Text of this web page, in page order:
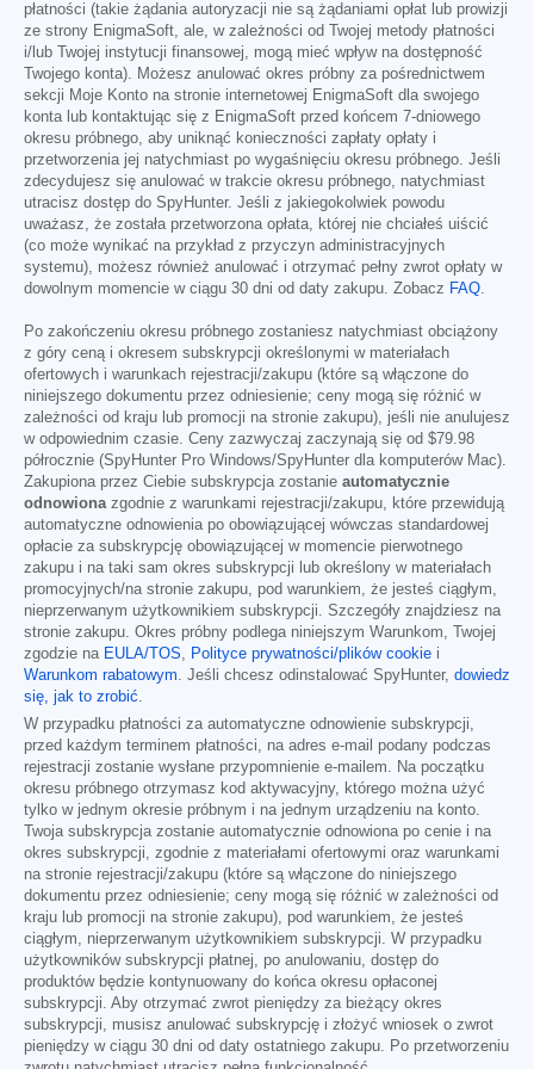
płatności (takie żądania autoryzacji nie są żądaniami opłat lub prowizji
ze strony EnigmaSoft, ale, w zależności od Twojej metody płatności
i/lub Twojej instytucji finansowej, mogą mieć wpływ na dostępność
Twojego konta). Możesz anulować okres próbny za pośrednictwem
sekcji Moje Konto na stronie internetowej EnigmaSoft dla swojego
konta lub kontaktując się z EnigmaSoft przed końcem 7-dniowego
okresu próbnego, aby uniknąć konieczności zapłaty opłaty i
przetworzenia jej natychmiast po wygaśnięciu okresu próbnego. Jeśli
zdecydujesz się anulować w trakcie okresu próbnego, natychmiast
utracisz dostęp do SpyHunter. Jeśli z jakiegokolwiek powodu
uważasz, że została przetworzona opłata, której nie chciałeś uiścić
(co może wynikać na przykład z przyczyn administracyjnych
systemu), możesz również anulować i otrzymać pełny zwrot opłaty w
dowolnym momencie w ciągu 30 dni od daty zakupu. Zobacz FAQ.
Po zakończeniu okresu próbnego zostaniesz natychmiast obciążony
z góry ceną i okresem subskrypcji określonymi w materiałach
ofertowych i warunkach rejestracji/zakupu (które są włączone do
niniejszego dokumentu przez odniesienie; ceny mogą się różnić w
zależności od kraju lub promocji na stronie zakupu), jeśli nie anulujesz
w odpowiednim czasie. Ceny zazwyczaj zaczynają się od $79.98
półrocznie (SpyHunter Pro Windows/SpyHunter dla komputerów Mac).
Zakupiona przez Ciebie subskrypcja zostanie automatycznie
odnowionazgodnie z warunkami rejestracji/zakupu, które przewidują
automatyczne odnowienia po obowiązującej wówczas standardowej
opłacie za subskrypcję obowiązującej w momencie pierwotnego
zakupu i na taki sam okres subskrypcji lub określony w materiałach
promocyjnych/na stronie zakupu, pod warunkiem, że jesteś ciągłym,
nieprzerwanym użytkownikiem subskrypcji. Szczegóły znajdziesz na
stronie zakupu. Okres próbny podlega niniejszym Warunkom, Twojej
zgodzie na EULA/TOS, Polityce prywatności/plików cookie i
Warunkom rabatowym. Jeśli chcesz odinstalować SpyHunter, dowiedz
się, jak to zrobić.
W przypadku płatności za automatyczne odnowienie subskrypcji,
przed każdym terminem płatności, na adres e-mail podany podczas
rejestracji zostanie wysłane przypomnienie e-mailem. Na początku
okresu próbnego otrzymasz kod aktywacyjny, którego można użyć
tylko w jednym okresie próbnym i na jednym urządzeniu na konto.
Twoja subskrypcja zostanie automatycznie odnowiona po cenie i na
okres subskrypcji, zgodnie z materiałami ofertowymi oraz warunkami
na stronie rejestracji/zakupu (które są włączone do niniejszego
dokumentu przez odniesienie; ceny mogą się różnić w zależności od
kraju lub promocji na stronie zakupu), pod warunkiem, że jesteś
ciągłym, nieprzerwanym użytkownikiem subskrypcji. W przypadku
użytkowników subskrypcji płatnej, po anulowaniu, dostęp do
produktów będzie kontynuowany do końca okresu opłaconej
subskrypcji. Aby otrzymać zwrot pieniędzy za bieżący okres
subskrypcji, musisz anulować subskrypcję i złożyć wniosek o zwrot
pieniędzy w ciągu 30 dni od daty ostatniego zakupu. Po przetworzeniu